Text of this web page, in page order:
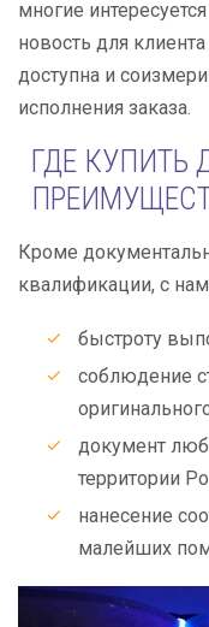
многие
новость для
доступна и
исполнения заказа.
ГДЕ КУПИТЬ
Кроме
квалификации, с
быстроту
соблюдение
документ
территории
нанесение
малейших